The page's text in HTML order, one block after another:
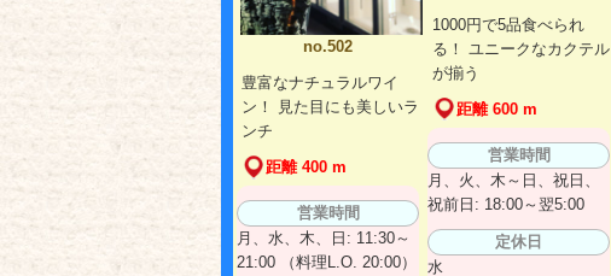
no.502
豊富なナチュラルワイ
ン！ 見た目にも美しいラ
ンチ
距離 400 m
営業時間
月、水、木、日: 11:30～
21:00 （料理L.O. 20:00）
1000円で5品食べられ
る！ ユニークなカクテル
が揃う
距離 600 m
営業時間
月、火、木～日、祝日、
祝前日: 18:00～翌5:00
定休日
水